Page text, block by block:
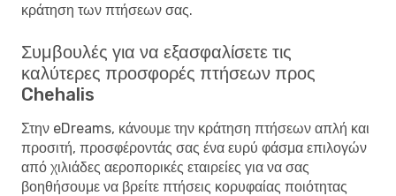
κράτηση των πτήσεων σας.
Συμβουλές για να εξασφαλίσετε τις
καλύτερες προσφορές πτήσεων προς
Chehalis
Στην eDreams, κάνουμε την κράτηση πτήσεων απλή και
προσιτή, προσφέροντάς σας ένα ευρύ φάσμα επιλογών
από χιλιάδες αεροπορικές εταιρείες για να σας
βοηθήσουμε να βρείτε πτήσεις κορυφαίας ποιότητας